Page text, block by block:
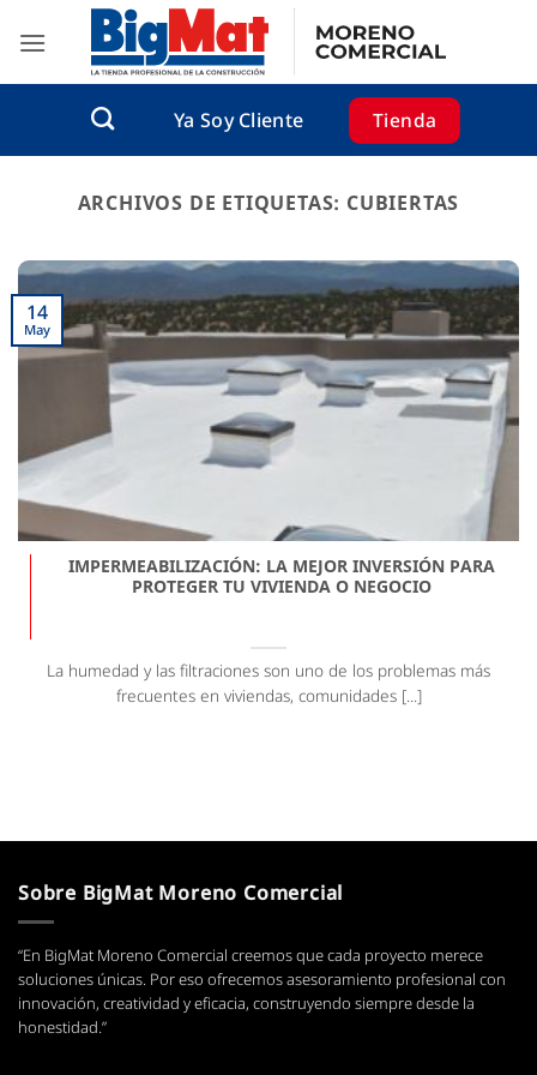
contenido
Ya Soy Cliente
Tienda
ARCHIVOS DE ETIQUETAS: CUBIERTAS
IMPERMEABILIZACIÓN: LA MEJOR INVERSIÓN PARA
PROTEGER TU VIVIENDA O NEGOCIO
La humedad y las filtraciones son uno de los problemas más
frecuentes en viviendas, comunidades [...]
14
May
Sobre BigMat Moreno Comercial
“En BigMat Moreno Comercial creemos que cada proyecto merece
soluciones únicas. Por eso ofrecemos asesoramiento profesional con
innovación, creatividad y eficacia, construyendo siempre desde la
honestidad.”